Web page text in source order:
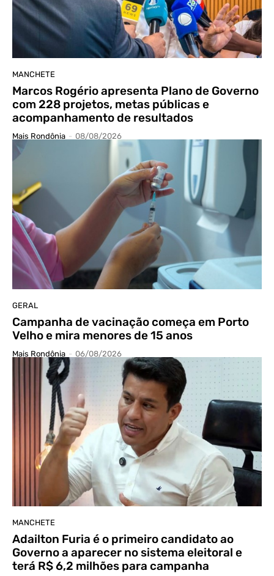
MANCHETE
Marcos Rogério apresenta Plano de Governo
com 228 projetos, metas públicas e
acompanhamento de resultados
Mais Rondônia - 08/08/2026
GERAL
Campanha de vacinação começa em Porto
Velho e mira menores de 15 anos
Mais Rondônia - 06/08/2026
MANCHETE
Adailton Furia é o primeiro candidato ao
Governo a aparecer no sistema eleitoral e
terá R$ 6,2 milhões para campanha